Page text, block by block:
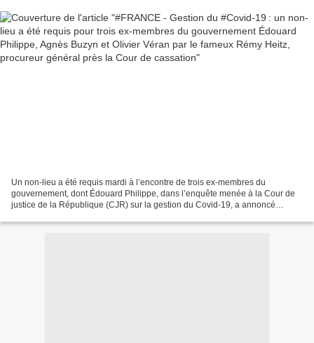
Un non-lieu a été requis mardi à l’encontre de trois ex-membres du
gouvernement, dont Édouard Philippe, dans l’enquête menée à la Cour de
justice de la République (CJR) sur la gestion du Covid-19, a annoncé